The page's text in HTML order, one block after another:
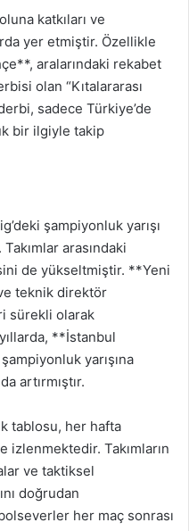
katkıları ve
yer etmiştir. Özellikle
aralarındaki rekabet
olan “Kıtalararası
sadece Türkiye’de
bir ilgiyle takip
şampiyonluk yarışı
arasındaki
de yükseltmiştir. **Yeni
teknik direktör
sürekli olarak
**İstanbul
yarışına
artırmıştır.
tablosu, her hafta
Takımların
ve taktiksel
doğrudan
her maç sonrası